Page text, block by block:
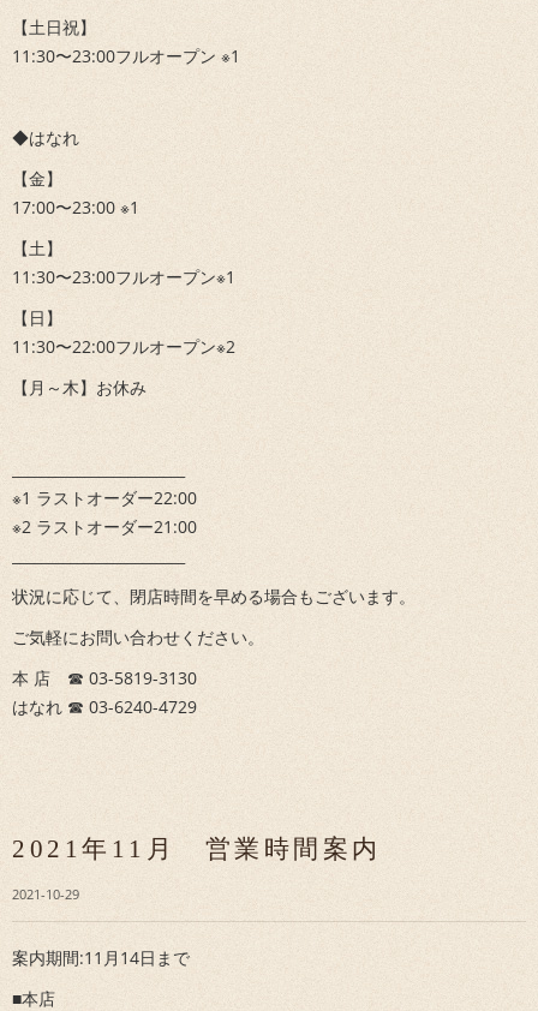
【土日祝】
11:30〜23:00フルオープン ※1
◆はなれ
【金】
17:00〜23:00 ※1
【土】
11:30〜23:00フルオープン※1
【日】
11:30〜22:00フルオープン※2
【月～木】お休み
※1 ラストオーダー22:00
※2 ラストオーダー21:00
状況に応じて、閉店時間を早める場合もございます。
ご気軽にお問い合わせください。
本 店 ☎︎ 03-5819-3130
はなれ ☎︎ 03-6240-4729
2021年11月 営業時間案内
2021-10-29
案内期間:11月14日まで
■本店